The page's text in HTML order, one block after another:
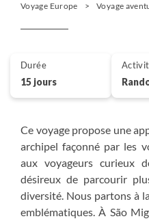
Voyage Europe Voyage
Ce voyage propose une
archipel façonné par les
aux voyageurs curieux
désireux de parcourir
diversité. Nous partons à
emblématiques. À São
Durée
15 jours